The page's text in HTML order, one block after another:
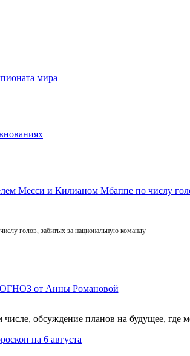
голов, забитых за национальную команду
от Анны Романовой
обсуждение планов на будущее, где
на 6 августа